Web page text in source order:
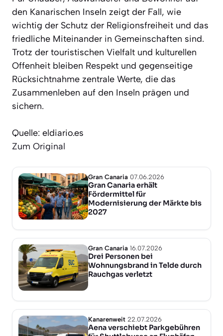
den Kanarischen Inseln zeigt der Fall, wie
wichtig der Schutz der Religionsfreiheit und das
friedliche Miteinander in Gemeinschaften sind.
Trotz der touristischen Vielfalt und kulturellen
Offenheit bleiben Respekt und gegenseitige
Rücksichtnahme zentrale Werte, die das
Zusammenleben auf den Inseln prägen und
sichern.
Quelle: eldiario.es
Zum Original
Gran Canaria 07.06.2026
Gran Canaria erhält
Fördermittel für
Modernisierung der Märkte bis
2027
Gran Canaria 16.07.2026
Drei Personen bei
Wohnungsbrand in Telde durch
Rauchgas verletzt
Kanarenweit 22.07.2026
Aena verschiebt Parkgebühren